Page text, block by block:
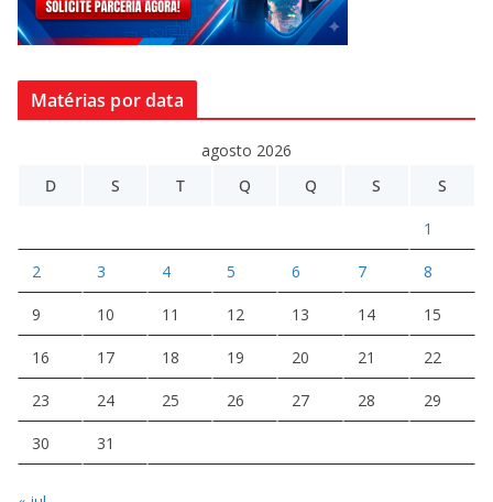
Matérias por data
agosto 2026
D
S T Q Q S S
1
2 3 4 5 6 7 8
9 10 11 12 13 14 15
16 17 18 19 20 21 22
23 24 25 26 27 28 29
30 31